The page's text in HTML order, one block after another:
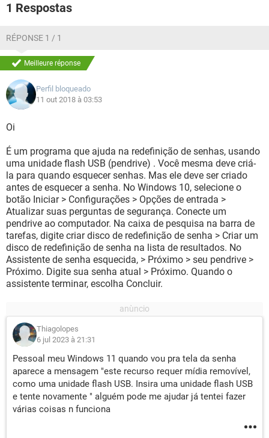
1 Respostas
RÉPONSE 1 / 1
Meilleure réponse
Perfil bloqueado
11 out 2018 à 03:53
Oi
É um programa que ajuda na redefinição de senhas, usando
uma unidade flash USB (pendrive) . Você mesma deve criá-
la para quando esquecer senhas. Mas ele deve ser criado
antes de esquecer a senha. No Windows 10, selecione o
botão Iniciar > Configurações > Opções de entrada >
Atualizar suas perguntas de segurança. Conecte um
pendrive ao computador. Na caixa de pesquisa na barra de
tarefas, digite criar disco de redefinição de senha > Criar um
disco de redefinição de senha na lista de resultados. No
Assistente de senha esquecida, > Próximo > seu pendrive >
Próximo. Digite sua senha atual > Próximo. Quando o
assistente terminar, escolha Concluir.
Thiagolopes
6 jul 2023 à 21:31
Pessoal meu Windows 11 quando vou pra tela da senha
aparece a mensagem "este recurso requer mídia removível,
como uma unidade flash USB. Insira uma unidade flash USB
e tente novamente " alguém pode me ajudar já tentei fazer
várias coisas n funciona